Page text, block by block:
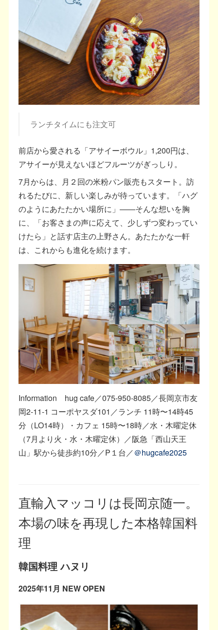
ランチタイムにも注文可
前店から愛される「アサイーボウル」1,200円は、
アサイーが見えないほどフルーツがぎっしり。
7月からは、月２回の米粉パン販売もスタート。訪
れるたびに、新しい楽しみが待っています。「ハグ
のようにあたたかい場所に」——そんな想いを胸
に、「お客さまの声に応えて、少しずつ変わってい
けたら」と話す店主の上野さん。あたたかな一軒
は、これからも進化を続けます。
Information hug cafe／075-950-8085／長岡京市友
岡2-11-1 コーポヤスダ101／ランチ 11時〜14時45
分（LO14時）・カフェ 15時〜18時／水・木曜定休
（7月より火・水・木曜定休）／阪急「西山天王
山」駅から徒歩約10分／P１台／＠hugcafe2025
直輸入マッコリは長岡京随一。
本場の味を再現した本格韓国料
理
韓国料理 ハヌリ
2025年11月 NEW OPEN